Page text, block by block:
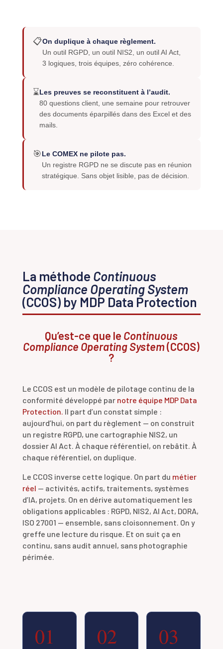
📋On duplique à chaque règlement.
Un outil RGPD, un outil NIS2, un outil AI Act,
3 logiques, trois équipes, zéro cohérence.
⌛Les preuves se reconstituent à l’audit.
80 questions client, une semaine pour retrouver
des documents éparpillés dans des Excel et des
mails.
🎯Le COMEX ne pilote pas.
Un registre RGPD ne se discute pas en réunion
stratégique. Sans objet lisible, pas de décision.
La méthode Continuous
Compliance Operating System
(CCOS) by MDP Data Protection
Qu’est-ce que le Continuous
Compliance Operating System(CCOS)
?
Le CCOS est un modèle de pilotage continu de la
conformité développé par notre équipe MDP Data
Protection. Il part d’un constat simple :
aujourd’hui, on part du règlement — on construit
un registre RGPD, une cartographie NIS2, un
dossier AI Act. À chaque référentiel, on rebâtit. À
chaque référentiel, on duplique.
Le CCOS inverse cette logique. On part du métier
réel — activités, actifs, traitements, systèmes
d’IA, projets. On en dérive automatiquement les
obligations applicables : RGPD, NIS2, AI Act, DORA,
ISO 27001 — ensemble, sans cloisonnement. On y
greffe une lecture du risque. Et on suit ça en
continu, sans audit annuel, sans photographie
périmée.
01 02 03